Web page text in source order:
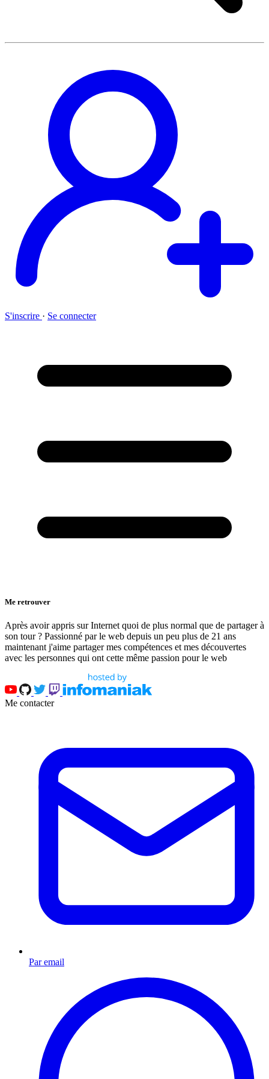
S'inscrire · Se connecter
Me retrouver
Après avoir appris sur Internet quoi de plus normal que de partager à
son tour ? Passionné par le web depuis un peu plus de 21 ans
maintenant j'aime partager mes compétences et mes découvertes
avec les personnes qui ont cette même passion pour le web
Me contacter
Par email